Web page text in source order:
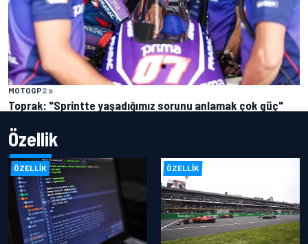
MOTOGP2 s
Toprak: "Sprintte yaşadığımız sorunu anlamak çok güç"
Özellik
ÖZELLIK ÖZELLIK